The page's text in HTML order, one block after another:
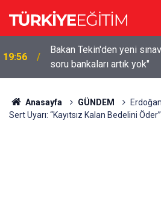
19:56
Bakan Tekin'den yeni
soru bankaları artık yok"
Anasayfa GÜNDEM
Sert Uyarı: “Kayıtsız Kalan Bedelini Öder”